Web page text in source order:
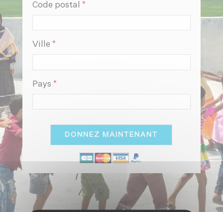
Code postal *Obligatoire
Ville *Obligatoire
Pays *Obligatoire